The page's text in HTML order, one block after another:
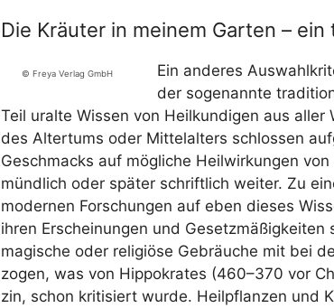
Die Kräuter in meinem Garten –
© Freya Ver­lag GmbH
Ein ande­res
der soge­nann­te
Teil uralte Wis­sen von Heil­kun­di­gen aus
des Alter­tums oder Mit­tel­al­ters schlos­sen
Geschmacks auf mög­li­che Heil­wir­kun­gen
münd­lich oder spä­ter schrift­lich wei­ter. Zu
moder­nen For­schun­gen auf eben die­ses
ihren Erschei­nun­gen und
magi­sche oder reli­giö­se Gebräu­che mit bei
zo­gen, was von Hip­po­kra­tes (460–370 vor
zin, schon kri­ti­siert wur­de. Heil­pflan­zen und